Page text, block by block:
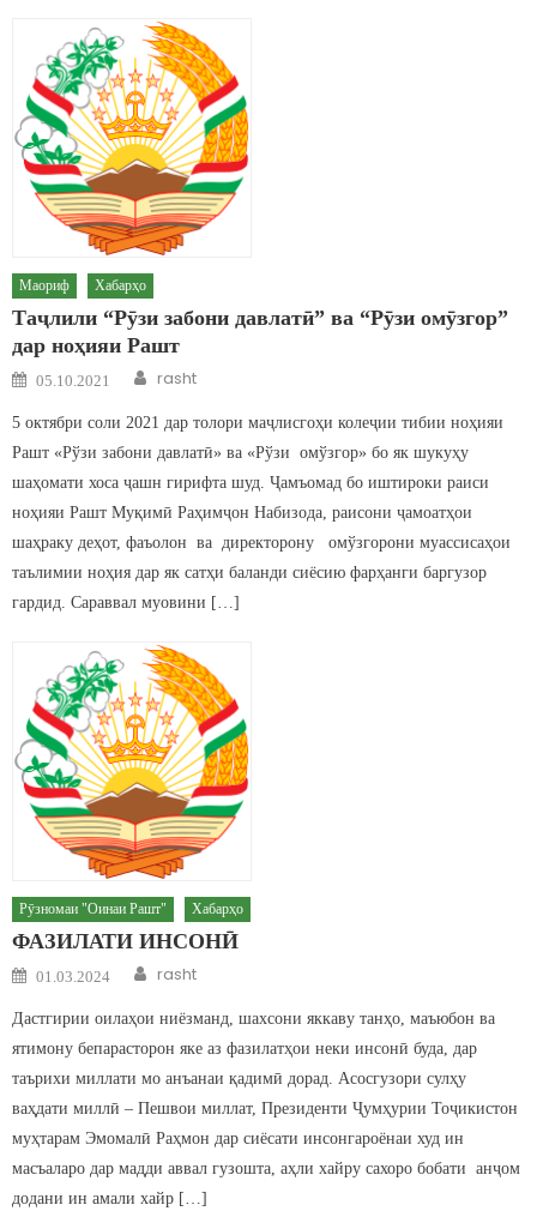
Маориф Хабарҳо
Таҷлили “Рӯзи забони давлатӣ” ва “Рӯзи омӯзгор”
дар ноҳияи Рашт
Posted on
05.10.2021 Author
rasht
5 октябри соли 2021 дар толори маҷлисгоҳи колеҷии тибии ноҳияи
Рашт «Рўзи забони давлатӣ» ва «Рўзи омўзгор» бо як шукуҳу
шаҳомати хоса ҷашн гирифта шуд. Ҷамъомад бо иштироки раиси
ноҳияи Рашт Муқимӣ Раҳимҷон Набизода, раисони ҷамоатҳои
шаҳраку деҳот, фаъолон ва директорону омўзгорони муассисаҳои
таълимии ноҳия дар як сатҳи баланди сиёсию фарҳанги баргузор
гардид. Сараввал муовини […]
Рӯзномаи "Оинаи Рашт" Хабарҳо
ФАЗИЛАТИ ИНСОНӢ
Posted on
01.03.2024 Author
rasht
Дастгирии оилаҳои ниёзманд, шахсони яккаву танҳо, маъюбон ва
ятимону бепарасторон яке аз фазилатҳои неки инсонӣ буда, дар
таърихи миллати мо анъанаи қадимӣ дорад. Асосгузори сулҳу
ваҳдати миллӣ – Пешвои миллат, Президенти Ҷумҳурии Тоҷикистон
муҳтарам Эмомалӣ Раҳмон дар сиёсати инсонгароёнаи худ ин
масъаларо дар мадди аввал гузошта, аҳли хайру сахоро бобати анҷом
додани ин амали хайр […]